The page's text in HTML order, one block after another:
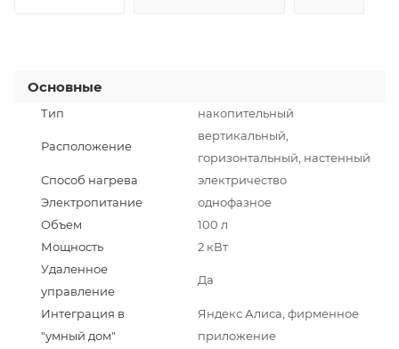
Основные
Тип накопительный
Расположение
вертикальный,
горизонтальный, настенный
Способ нагрева
электричество
Электропитание
однофазное
Объем
100 л
Мощность
2 кВт
Удаленное
управление
Да
Интеграция в
"умный дом"
Яндекс Алиса, фирменное
приложение